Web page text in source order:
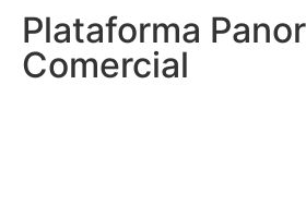
Plataforma
Comercial